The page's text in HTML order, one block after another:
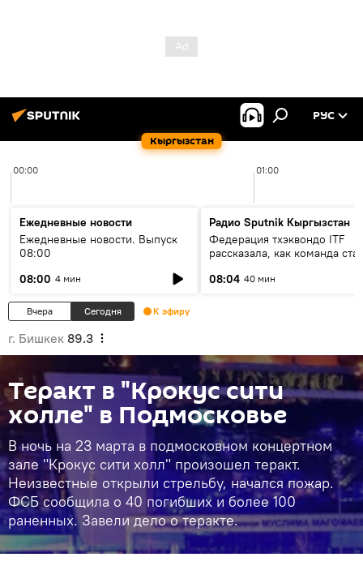
Кыргызстан
РУС
00:00 01:00
Ежедневные новости
Ежедневные новости. Выпуск
08:00
08:00 4 мин
Радио Sputnik Кыргызстан
Федерация тхэквондо ITF
рассказала, как команда
08:04 40 мин
Вчера Сегодня К эфиру
г. Бишкек 89.3
Теракт в "Крокус сити
холле" в Подмосковье
В ночь на 23 марта в подмосковном концертном
зале "Крокус сити холл" произошел теракт.
Неизвестные открыли стрельбу, начался пожар.
ФСБ сообщила о 40 погибших и более 100
раненных. Завели дело о теракте.